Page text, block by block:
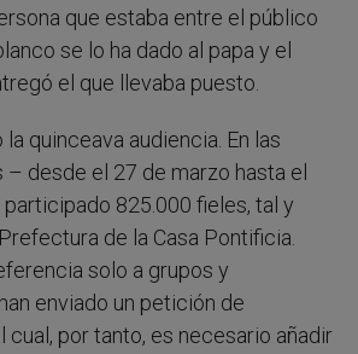
que estaba entre el público
se lo ha dado al papa y el
el que llevaba puesto.
la quinceava audiencia. En las
desde el 27 de marzo hasta el
825.000 fieles, tal y
de la Casa Pontificia.
solo a grupos y
enviado un petición de
cual, por tanto, es necesario añadir